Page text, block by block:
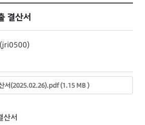
결산서
서(2025.02.26).pdf (1.15 MB )
산서